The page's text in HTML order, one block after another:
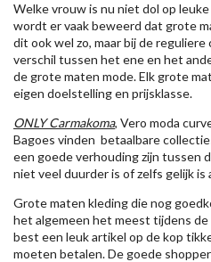
Welke vrouw is nu niet dol op
wordt er vaak beweerd dat grote
dit ook wel zo, maar bij de
verschil tussen het ene en het
de grote maten mode. Elk grote
eigen doelstelling en prijsklasse.
ONLY Carmakoma, Vero moda
Bagoes vinden betaalbare
een goede verhouding zijn tussen
niet veel duurder is of zelfs gelijk is
Grote maten kleding die nog
het algemeen het meest tijdens
best een leuk artikel op de kop
moeten betalen. De goede